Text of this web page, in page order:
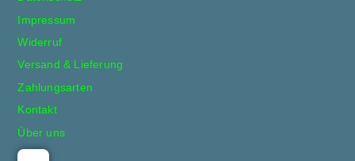
Impressum
Widerruf
Versand & Lieferung
Zahlungsarten
Kontakt
Über uns